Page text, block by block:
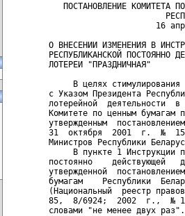
ПОСТАНОВЛЕНИЕ КОМИТЕТА
16
О ВНЕСЕНИИ ИЗМЕНЕНИЯ В
РЕСПУБЛИКАНСКОЙ ПОСТОЯННО
ЛОТЕРЕИ "ПРАЗДНИЧНАЯ"
В целях стимулирования
с Указом Президента
лотерейной  деятельности
Комитете по ценным бумагам
утвержденным
31  октября  2001  г.  №
Министров Республики
В пункте 1 Инструкции
постоянно    действующей
утвержденной
бумагам    Республики
(Национальный  реестр
85,  8/6924;  2002  г.,  №
словами "не менее двух раз".